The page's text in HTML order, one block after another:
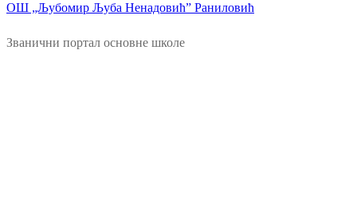
ОШ „Љубомир Љуба Ненадовић” Раниловић
Званични портал основне школе